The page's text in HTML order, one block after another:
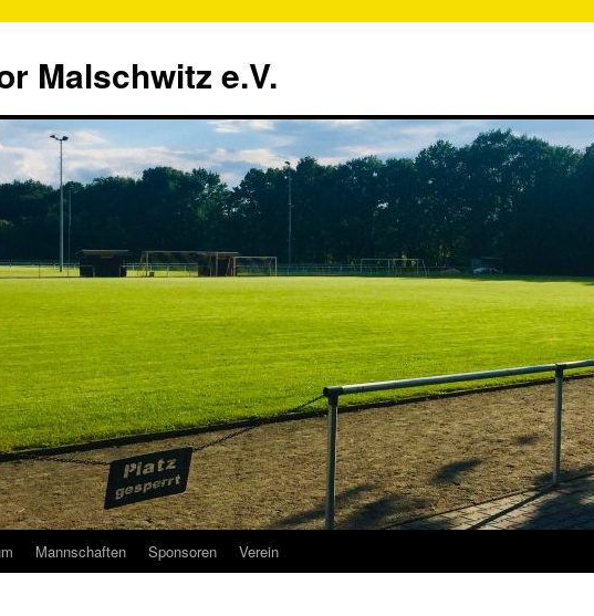
Malschwitz e.V.
Mannschaften Sponsoren Verein